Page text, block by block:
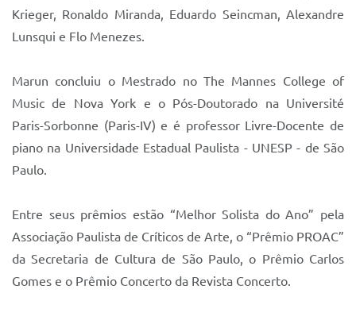
Krieger, Ronaldo Miranda, Eduardo Seincman, Alexandre
Lunsqui e Flo Menezes.
Marun concluiu o Mestrado no The Mannes College of
Music de Nova York e o Pós-Doutorado na Université
Paris-Sorbonne (Paris-IV) e é professor Livre-Docente de
piano na Universidade Estadual Paulista - UNESP - de São
Paulo.
Entre seus prêmios estão “Melhor Solista do Ano” pela
Associação Paulista de Críticos de Arte, o “Prêmio PROAC”
da Secretaria de Cultura de São Paulo, o Prêmio Carlos
Gomes e o Prêmio Concerto da Revista Concerto.